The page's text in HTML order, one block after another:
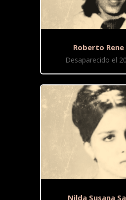
Roberto Rene
Desaparecido el
Nilda Susana